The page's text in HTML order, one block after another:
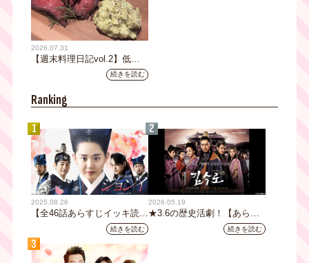
2026.07.31
【週末料理日記vol.2】低温
調理機で作るローストビーフ
続きを読む
Ranking
1
2025.08.26
【全46話あらすじイッキ読
み】韓国ドラマ『火の女神
ジョンイ』｜テレビ大阪 9
月11日（木）朝8時放送スタ
ート
続きを読む
2
2026.05.19
★3.6の歴史活劇！【あらす
じ全32話イッキ読み】韓国ド
ラマ『鉄の王 キム・スロ』
続きを読む
3